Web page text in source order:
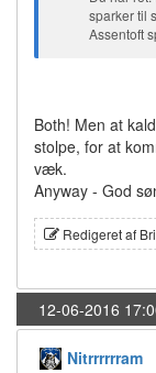
sparker til
Assentoft
Both! Men at
stolpe, for at
væk.
Anyway - God
Redigeret af
12-06-2016
Nitrrrrrram